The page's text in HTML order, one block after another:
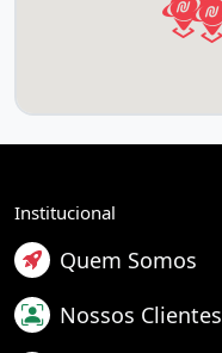
Institucional
Quem Somos
Nossos Clientes